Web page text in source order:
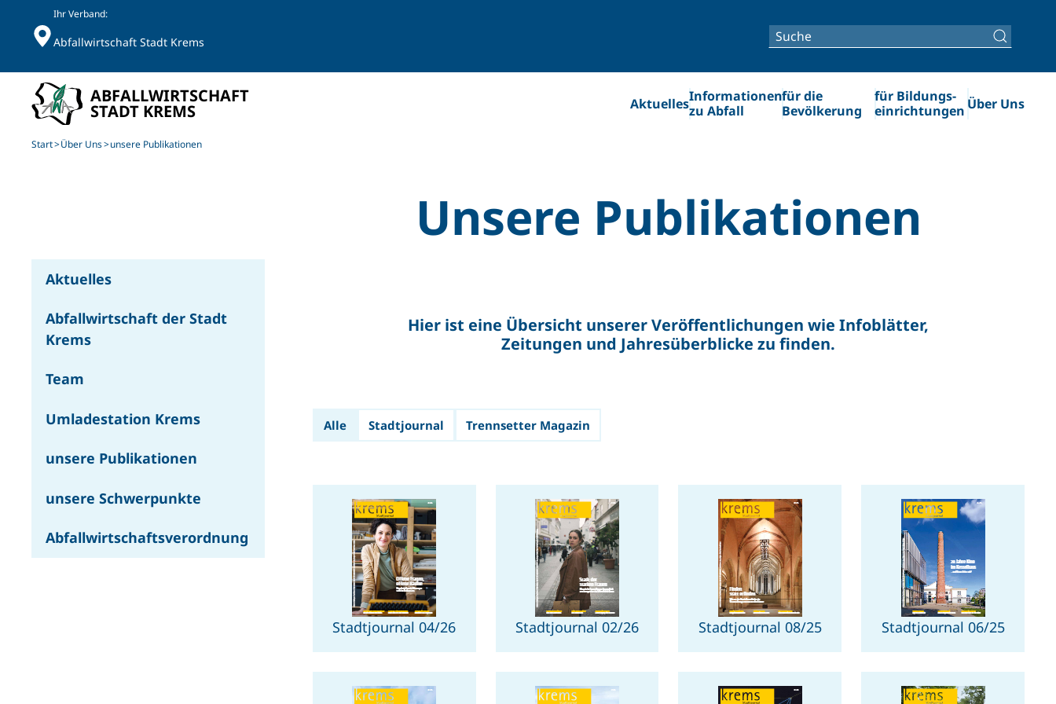
Skip to main content
Ihr Verband:
Abfallwirtschaft Stadt Krems
AktuellesInformationen
zu Abfall
für die
Bevölkerung
für Bildungs­­
einrichtungen Über Uns
Start Über Uns unsere Publikationen
Aktuelles
Abfallwirtschaft der Stadt
Krems
Team
Umladestation Krems
unsere Publikationen
unsere Schwerpunkte
Abfallwirtschaftsverordnung
Unsere Publika­tionen
Hier ist eine Übersicht unserer Veröffentlichungen wie Infoblätter,
Zeitungen und Jahresüberblicke zu finden.
Alle Stadtjournal Trennsetter Magazin
Stadtjournal 04/26
"Stadtjournal
04/26"
PDF-
Stadtjournal 02/26
"Stadtjournal
02/26"
PDF-
Stadtjournal 08/25
"Stadtjournal
08/25"
PDF-
Stadtjournal 06/25
"Stadtjournal
06/25"
PDF-